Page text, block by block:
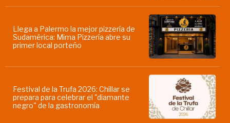
Llega a Palermo la mejor pizzería de
Sudamérica: Mima Pizzería abre su
primer local porteño
Festival de la Trufa 2026: Chillar se
prepara para celebrar el "diamante
negro" de la gastronomía